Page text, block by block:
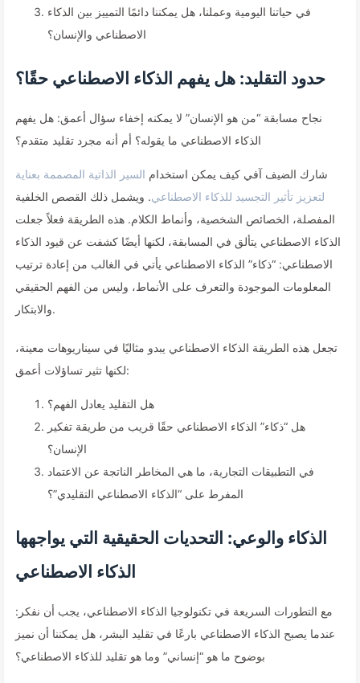
في حياتنا اليومية وعملنا، هل يمكننا دائمًا التمييز بين الذكاء
الاصطناعي والإنسان؟
حدود التقليد: هل يفهم الذكاء الاصطناعي حقًا؟
نجاح مسابقة “من هو الإنسان” لا يمكنه إخفاء سؤال أعمق: هل يفهم
الذكاء الاصطناعي ما يقوله؟ أم أنه مجرد تقليد متقدم؟
شارك الضيف آفي كيف يمكن استخدام السير الذاتية المصممة بعناية
لتعزيز تأثير التجسيد للذكاء الاصطناعي. ويشمل ذلك القصص الخلفية
المفصلة، الخصائص الشخصية، وأنماط الكلام. هذه الطريقة فعلاً جعلت
الذكاء الاصطناعي يتألق في المسابقة، لكنها أيضًا كشفت عن قيود الذكاء
الاصطناعي: “ذكاء” الذكاء الاصطناعي يأتي في الغالب من إعادة ترتيب
المعلومات الموجودة والتعرف على الأنماط، وليس من الفهم الحقيقي
والابتكار.
تجعل هذه الطريقة الذكاء الاصطناعي يبدو مثاليًا في سيناريوهات معينة،
لكنها تثير تساؤلات أعمق:
هل التقليد يعادل الفهم؟
هل “ذكاء” الذكاء الاصطناعي حقًا قريب من طريقة تفكير
الإنسان؟
في التطبيقات التجارية، ما هي المخاطر الناتجة عن الاعتماد
المفرط على “الذكاء الاصطناعي التقليدي”؟
الذكاء والوعي: التحديات الحقيقية التي يواجهها
الذكاء الاصطناعي
مع التطورات السريعة في تكنولوجيا الذكاء الاصطناعي، يجب أن نفكر:
عندما يصبح الذكاء الاصطناعي بارعًا في تقليد البشر، هل يمكننا أن نميز
بوضوح ما هو “إنساني” وما هو تقليد للذكاء الاصطناعي؟